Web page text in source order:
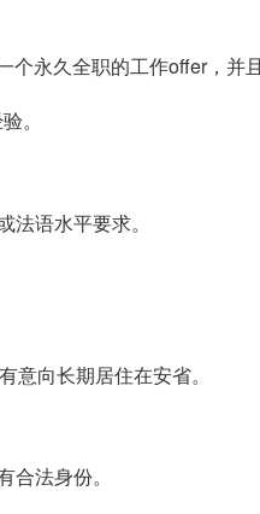
永久全职的工作offer，并
。
语水平要求。
意向长期居住在安省。
法身份。